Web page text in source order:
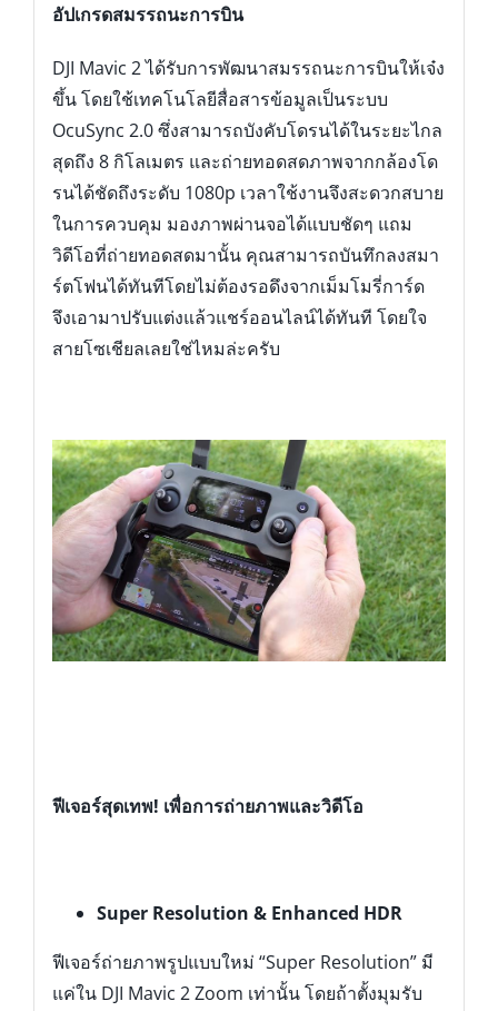
อัปเกรดสมรรถนะการบิน
DJI Mavic 2 ได้รับการพัฒนาสมรรถนะการบินให้เจ๋ง
ขึ้น โดยใช้เทคโนโลยีสื่อสารข้อมูลเป็นระบบ
OcuSync 2.0 ซึ่งสามารถบังคับโดรนได้ในระยะไกล
สุดถึง 8 กิโลเมตร และถ่ายทอดสดภาพจากกล้องโด
รนได้ชัดถึงระดับ 1080p เวลาใช้งานจึงสะดวกสบาย
ในการควบคุม มองภาพผ่านจอได้แบบชัดๆ แถม
วิดีโอที่ถ่ายทอดสดมานั้น คุณสามารถบันทึกลงสมา
ร์ตโฟนได้ทันทีโดยไม่ต้องรอดึงจากเม็มโมรี่การ์ด
จึงเอามาปรับแต่งแล้วแชร์ออนไลน์ได้ทันที โดยใจ
สายโซเชียลเลยใช่ไหมล่ะครับ
ฟีเจอร์สุดเทพ! เพื่อการถ่ายภาพและวิดีโอ
Super Resolution & Enhanced HDR
ฟีเจอร์ถ่ายภาพรูปแบบใหม่ “Super Resolution” มี
แค่ใน DJI Mavic 2 Zoom เท่านั้น โดยถ้าตั้งมุมรับ